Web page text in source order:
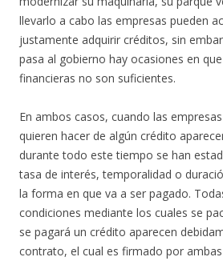
llevarlo a cabo las empresas pueden
justamente adquirir créditos, sin
pasa al gobierno hay ocasiones en
financieras no son suficientes.
En ambos casos, cuando las
quieren hacer de algún crédito
durante todo este tiempo se han
tasa de interés, temporalidad o
la forma en que va a ser pagado.
condiciones mediante los cuales se
se pagará un crédito aparecen
contrato, el cual es firmado por